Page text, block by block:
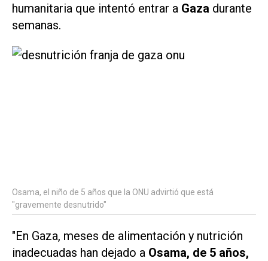
humanitaria que intentó entrar a Gaza durante
semanas.
Osama, el niño de 5 años que la ONU advirtió que está
"gravemente desnutrido"
"En Gaza, meses de alimentación y nutrición
inadecuadas han dejado a Osama, de 5 años,